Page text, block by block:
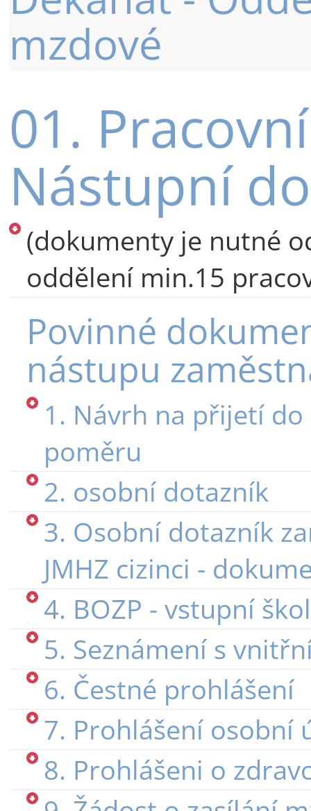
mzdové
01.
Nástupní
(dokumenty je nutné
oddělení min.15
Povinné
nástupu
1. Návrh na přijetí
poměru
2. osobní dotazník
3. Osobní dotazník
JMHZ cizinci -
4. BOZP - vstupní
5. Seznámení s
6. Čestné prohlášení
7. Prohlášení osobní
8. Prohlášeni o